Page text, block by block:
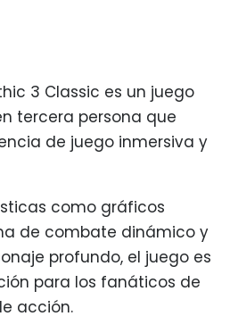
3 Classic es un juego
tercera persona que
de juego inmersiva y
como gráficos
de combate dinámico y
profundo, el juego es
para los fanáticos de
acción.